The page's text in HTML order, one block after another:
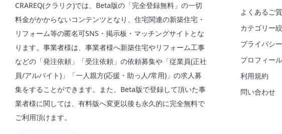
CRAREQ(クラリク)では、Beta版の「完全登録無料」の一切
料金がかからないコンテンツとなり、住宅関連の新築住宅・
リフォーム等の匿名可SNS・掲示板・マッチングサイトとな
ります。事業者様は、事業者様へ新築住宅やリフォーム工事
などの「発注依頼」「受注依頼」の依頼募集や「従業員(正社
員/アルバイト)」「一人親方(応援・助っ人/常用)」の求人募
集をすることができます。また、Beta版で登録して頂いた事
業者様に関しては、有料版へ変更以後も永久的に完全無料で
ご利用頂けます。
よくあるご
カテゴリー
プライバシ
プロフィー
利用規約
問い合わせ